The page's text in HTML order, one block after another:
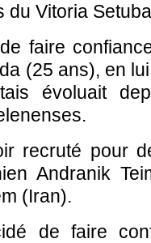
du Vitoria
faire
(25 ans), en
évoluait
recruté pour
Andranik
(Iran).
de faire